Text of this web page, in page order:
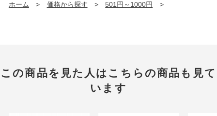
ホーム > 価格から探す > 501円～1000円 >
この商品を見た人はこちらの商品も見て
います